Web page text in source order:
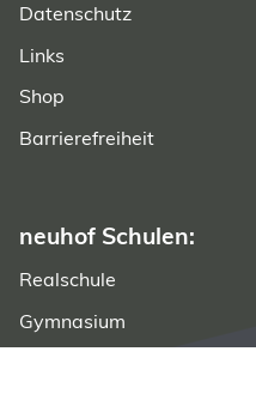
Datenschutz
Links
Shop
Barrierefreiheit
neuhof Schulen:
Realschule
Gymnasium